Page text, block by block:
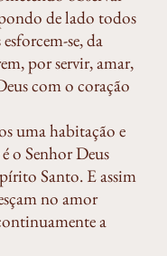
de lado todos
se, da
por servir, amar,
com o coração
uma habitação e
o Senhor Deus
Santo. E assim
no amor
a